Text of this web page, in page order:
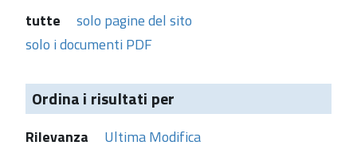
tutte
solo pagine del sito
solo i documenti PDF
Ordina i risultati per
Rilevanza Ultima Modifica